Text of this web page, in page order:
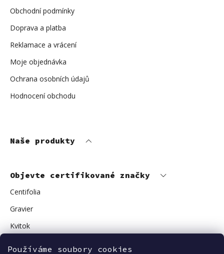
Používáme soubory cookies
Obchodní podmínky
Doprava a platba
Reklamace a vrácení
Moje objednávka
Ochrana osobních údajů
Hodnocení obchodu
Naše produkty
Objevte certifikované značky
Centifolia
Gravier
Kvitok